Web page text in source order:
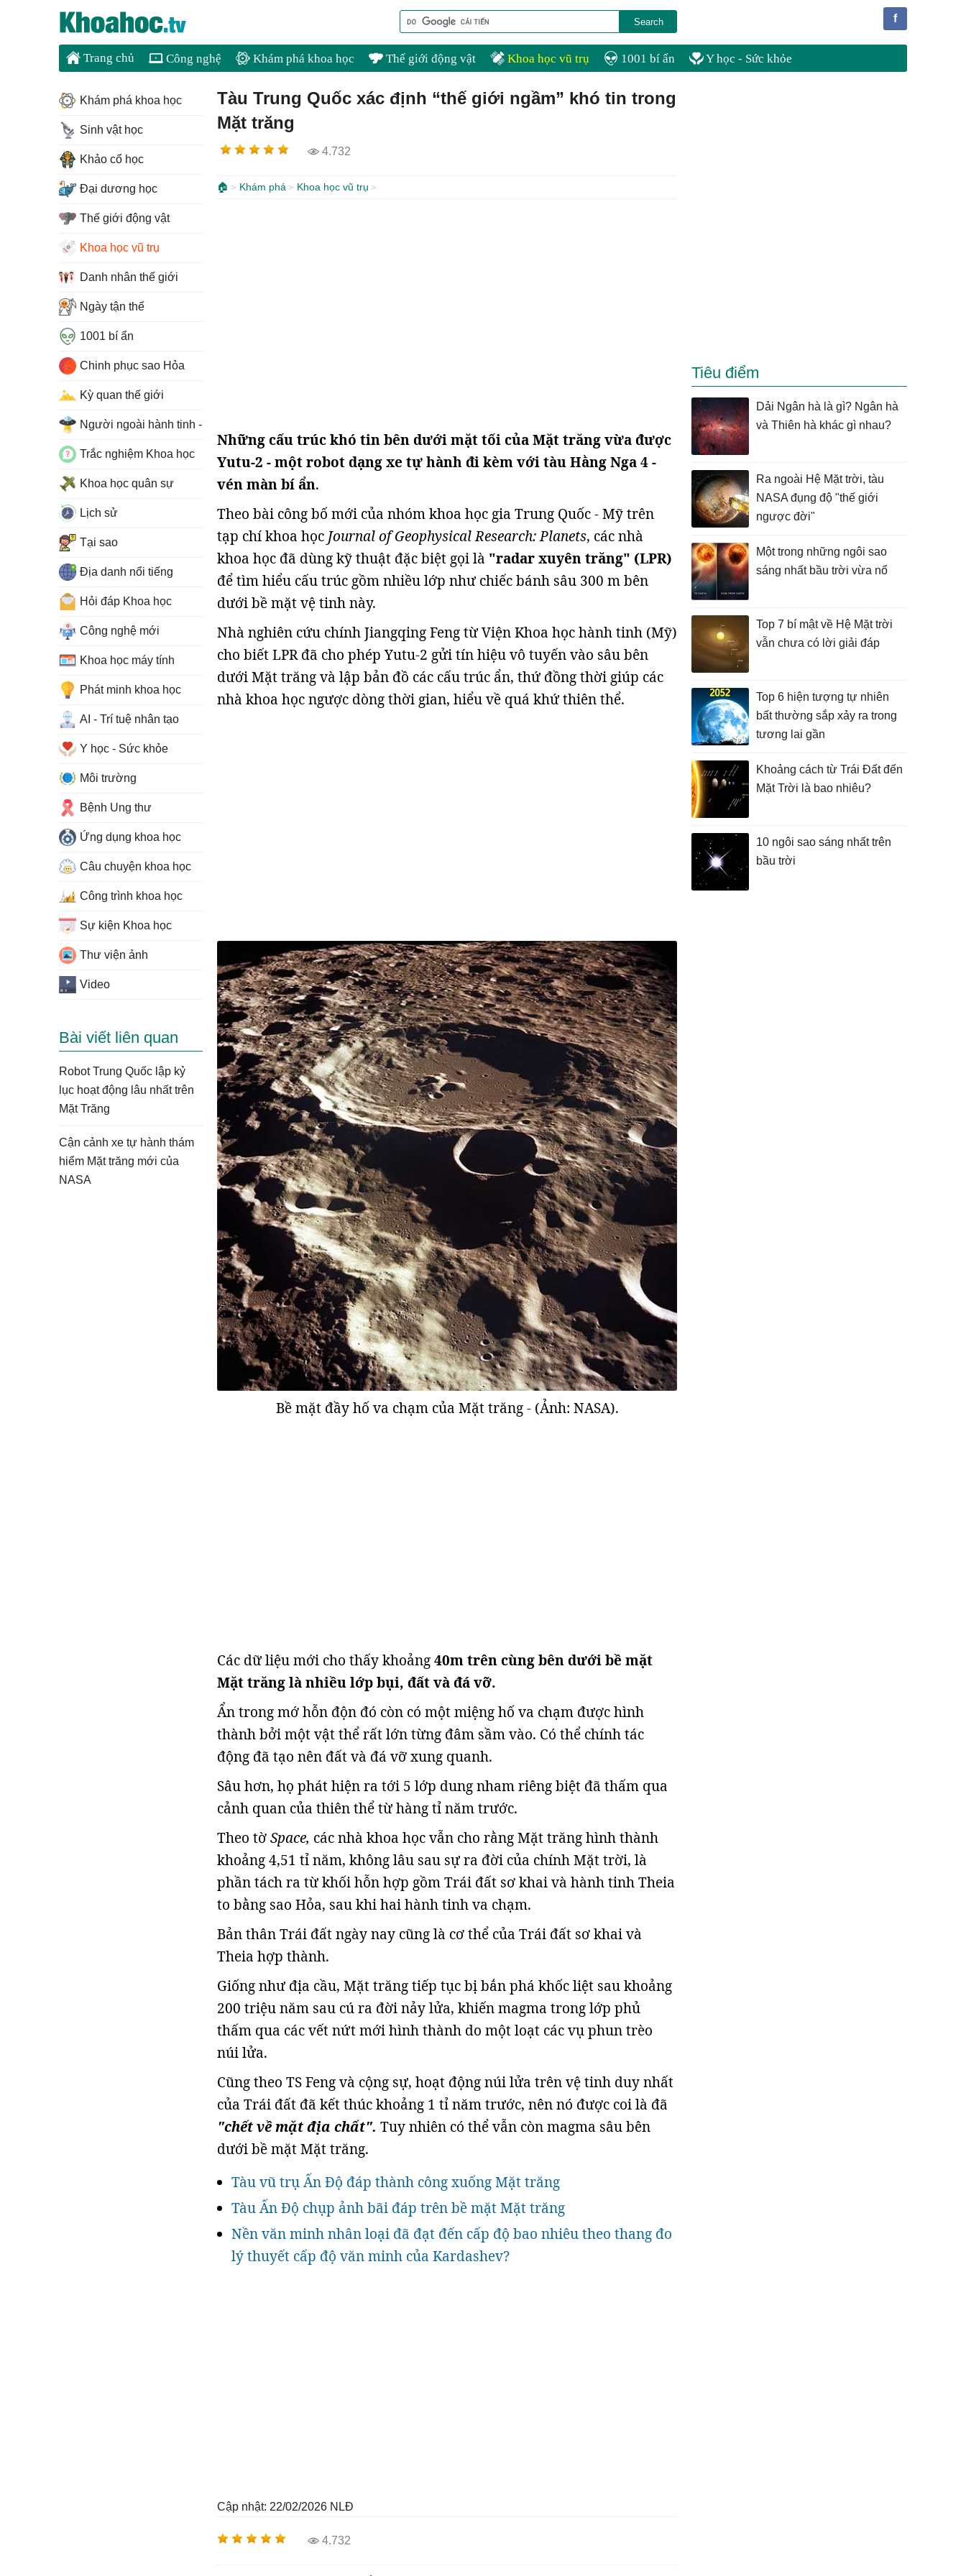
f
Trang chủ Công nghệ Khám phá khoa học Thế giới động vật Khoa học vũ trụ 1001 bí ẩn Y học - Sức khỏe
Tàu Trung Quốc xác định “thế giới ngầm” khó tin trong
Mặt trăng
4.732
🏠 Khám phá Khoa học vũ trụ
Những cấu trúc khó tin bên dưới mặt tối của Mặt trăng vừa được
Yutu-2 - một robot dạng xe tự hành đi kèm với tàu Hằng Nga 4 -
vén màn bí ẩn.
Theo bài công bố mới của nhóm khoa học gia Trung Quốc - Mỹ trên
tạp chí khoa học Journal of Geophysical Research: Planets, các nhà
khoa học đã dùng kỹ thuật đặc biệt gọi là "radar xuyên trăng" (LPR)
để tìm hiểu cấu trúc gồm nhiều lớp như chiếc bánh sâu 300 m bên
dưới bề mặt vệ tinh này.
Nhà nghiên cứu chính Jiangqing Feng từ Viện Khoa học hành tinh (Mỹ)
cho biết LPR đã cho phép Yutu-2 gửi tín hiệu vô tuyến vào sâu bên
dưới Mặt trăng và lập bản đồ các cấu trúc ẩn, thứ đồng thời giúp các
nhà khoa học ngược dòng thời gian, hiểu về quá khứ thiên thể.
Bề mặt đầy hố va chạm của Mặt trăng - (Ảnh: NASA).
Các dữ liệu mới cho thấy khoảng40m trên cùng bên dưới bề mặt
Mặt trăng là nhiều lớp bụi, đất và đá vỡ.
Ẩn trong mớ hỗn độn đó còn có một miệng hố va chạm được hình
thành bởi một vật thể rất lớn từng đâm sầm vào. Có thể chính tác
động đã tạo nên đất và đá vỡ xung quanh.
Sâu hơn, họ phát hiện ra tới 5 lớp dung nham riêng biệt đã thấm qua
cảnh quan của thiên thể từ hàng tỉ năm trước.
Theo tờSpace, các nhà khoa học vẫn cho rằng Mặt trăng hình thành
khoảng 4,51 tỉ năm, không lâu sau sự ra đời của chính Mặt trời, là
phần tách ra từ khối hỗn hợp gồm Trái đất sơ khai và hành tinh Theia
to bằng sao Hỏa, sau khi hai hành tinh va chạm.
Bản thân Trái đất ngày nay cũng là cơ thể của Trái đất sơ khai và
Theia hợp thành.
Giống như địa cầu, Mặt trăng tiếp tục bị bắn phá khốc liệt sau khoảng
200 triệu năm sau cú ra đời nảy lửa, khiến magma trong lớp phủ
thấm qua các vết nứt mới hình thành do một loạt các vụ phun trèo
núi lửa.
Cũng theo TS Feng và cộng sự, hoạt động núi lửa trên vệ tinh duy nhất
của Trái đất đã kết thúc khoảng 1 tỉ năm trước, nên nó được coi là đã
"chết về mặt địa chất". Tuy nhiên có thể vẫn còn magma sâu bên
dưới bề mặt Mặt trăng.
Tàu vũ trụ Ấn Độ đáp thành công xuống Mặt trăng
Tàu Ấn Độ chụp ảnh bãi đáp trên bề mặt Mặt trăng
Nền văn minh nhân loại đã đạt đến cấp độ bao nhiêu theo thang đo
lý thuyết cấp độ văn minh của Kardashev?
Cập nhật: 22/02/2026 NLĐ
4.732
Tiêu điểm
Dải Ngân hà là gì? Ngân hà
và Thiên hà khác gì nhau?
Ra ngoài Hệ Mặt trời, tàu
NASA đụng độ "thế giới
ngược đời"
Một trong những ngôi sao
sáng nhất bầu trời vừa nổ
Top 7 bí mật về Hệ Mặt trời
vẫn chưa có lời giải đáp
Top 6 hiện tượng tự nhiên
bất thường sắp xảy ra trong
tương lai gần
Khoảng cách từ Trái Đất đến
Mặt Trời là bao nhiêu?
10 ngôi sao sáng nhất trên
bầu trời
Khám phá khoa học
Sinh vật học
Khảo cổ học
Đại dương học
Thế giới động vật
Khoa học vũ trụ
Danh nhân thế giới
Ngày tận thế
1001 bí ẩn
Chinh phục sao Hỏa
Kỳ quan thế giới
Người ngoài hành tinh - UFO
Trắc nghiệm Khoa học
Khoa học quân sự
Lịch sử
Tại sao
Địa danh nổi tiếng
Hỏi đáp Khoa học
Công nghệ mới
Khoa học máy tính
Phát minh khoa học
AI - Trí tuệ nhân tạo
Y học - Sức khỏe
Môi trường
Bệnh Ung thư
Ứng dụng khoa học
Câu chuyện khoa học
Công trình khoa học
Sự kiện Khoa học
Thư viện ảnh
Video
Bài viết liên quan
Robot Trung Quốc lập kỷ
lục hoạt động lâu nhất trên
Mặt Trăng
Cận cảnh xe tự hành thám
hiểm Mặt trăng mới của
NASA